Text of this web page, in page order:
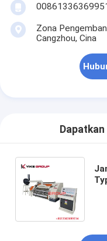
Zona
Cangzhou, Cina